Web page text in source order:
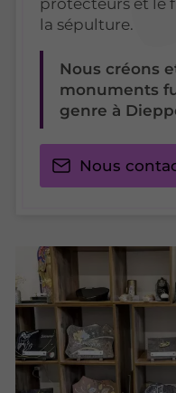
protecteurs et le
la sépulture.
Nous créons
monuments
genre à
Nous